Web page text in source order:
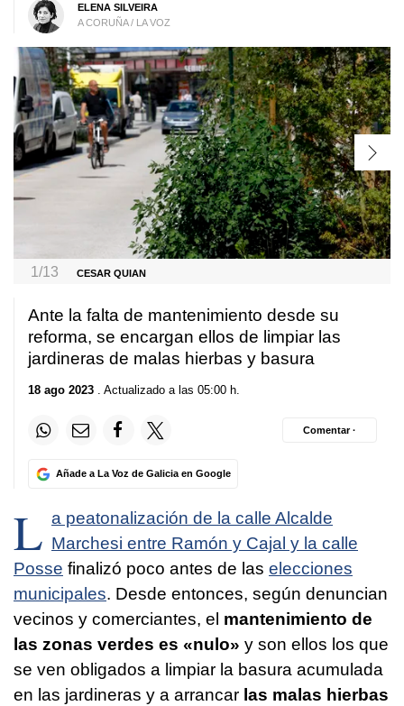
ELENA SILVEIRA
A CORUÑA / LA VOZ
1/13 CESAR QUIAN
Ante la falta de mantenimiento desde su
reforma, se encargan ellos de limpiar las
jardineras de malas hierbas y basura
18 ago 2023 . Actualizado a las 05:00 h.
Añade a La Voz de Galicia en Google
Comentar ·
L a peatonalización de la calle Alcalde
Marchesi entre Ramón y Cajal y la calle
Posse finalizó poco antes de las elecciones
municipales. Desde entonces, según denuncian
vecinos y comerciantes, el mantenimiento de
las zonas verdes es «nulo» y son ellos los que
se ven obligados a limpiar la basura acumulada
en las jardineras y a arrancar las malas hierbas